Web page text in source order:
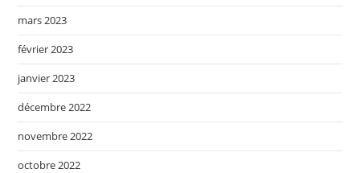
mars 2023
février 2023
janvier 2023
décembre 2022
novembre 2022
octobre 2022